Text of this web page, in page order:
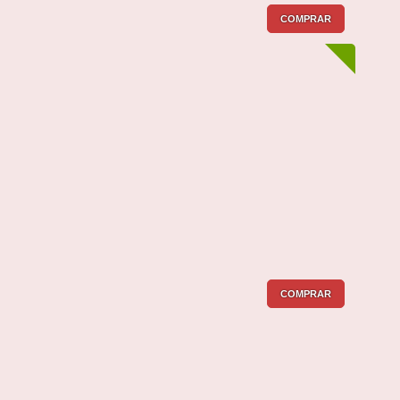
COMPRAR
COMPRAR